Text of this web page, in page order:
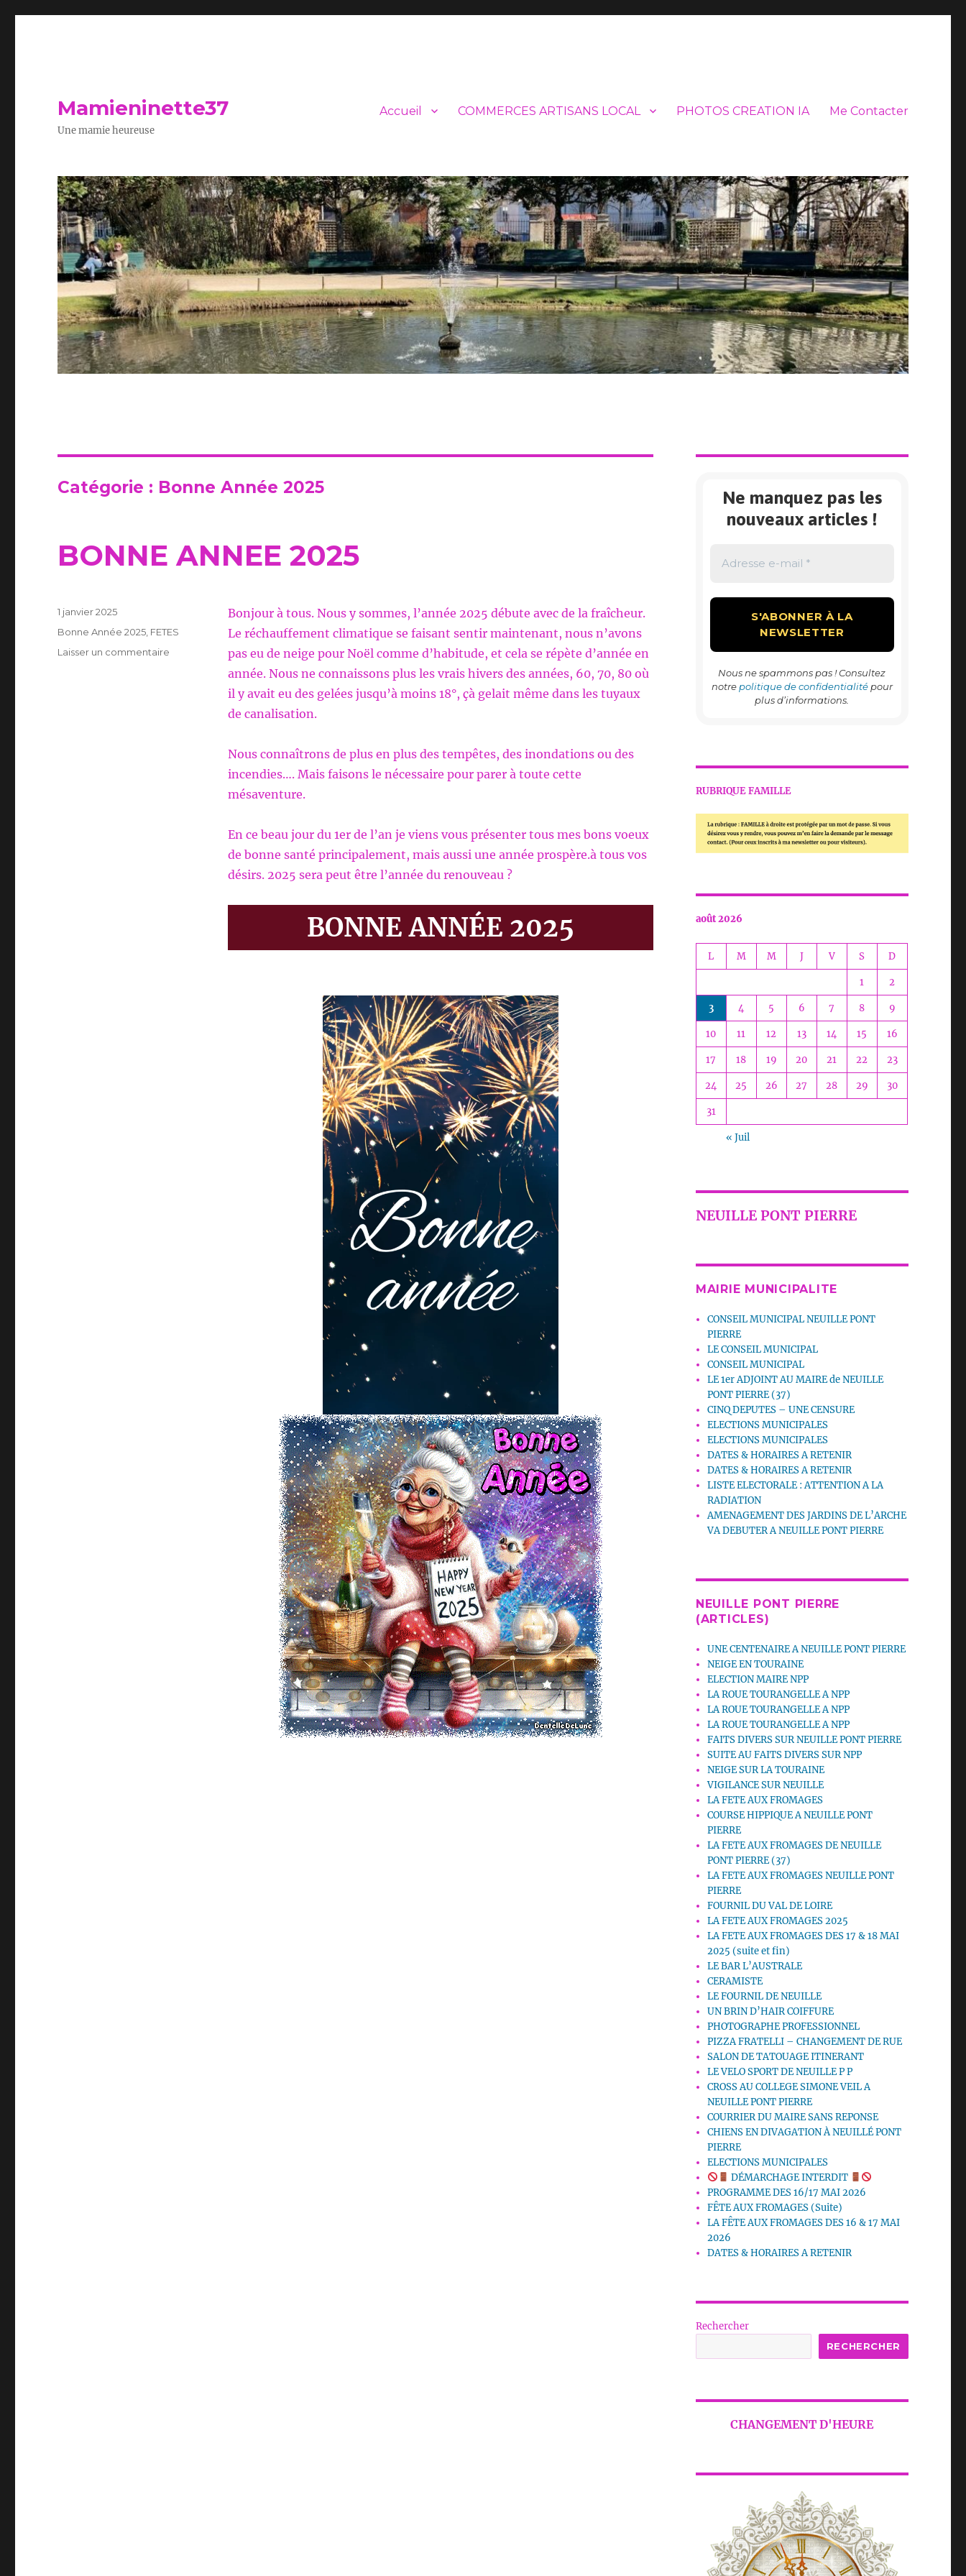
Mamieninette37
Une mamie heureuse
Accueil COMMERCES ARTISANS LOCAL PHOTOS CREATION IA Me Contacter
Catégorie : Bonne Année 2025
BONNE ANNEE 2025
Bonjour à tous. Nous y sommes, l’année 2025 débute avec de la fraîcheur.
Le réchauffement climatique se faisant sentir maintenant, nous n’avons
pas eu de neige pour Noël comme d’habitude, et cela se répète d’année en
année. Nous ne connaissons plus les vrais hivers des années, 60, 70, 80 où
il y avait eu des gelées jusqu’à moins 18°, çà gelait même dans les tuyaux
de canalisation.
Nous connaîtrons de plus en plus des tempêtes, des inondations ou des
incendies…. Mais faisons le nécessaire pour parer à toute cette
mésaventure.
En ce beau jour du 1er de l’an je viens vous présenter tous mes bons voeux
de bonne santé principalement, mais aussi une année prospère.à tous vos
désirs. 2025 sera peut être l’année du renouveau ?
BONNE ANNÉE 2025
Publié
1 janvier 2025
Catégories
Bonne Année 2025 FETES
Laisser un commentaire
Ne manquez pas les
nouveaux articles !
Nous ne spammons pas ! Consultez
notre politique de confidentialitépour
plus d’informations.
RUBRIQUE FAMILLE
août 2026
L M M J V S D
1 2
3 4 5 6 7 8 9
10 11 12 13 14 15 16
17 18 19 20 21 22 23
24 25 26 27 28 29 30
31
« Juil
NEUILLE PONT PIERRE
MAIRIE MUNICIPALITE
CONSEIL MUNICIPAL NEUILLE PONT
PIERRE
LE CONSEIL MUNICIPAL
CONSEIL MUNICIPAL
LE 1er ADJOINT AU MAIRE de NEUILLE
PONT PIERRE (37)
CINQ DEPUTES – UNE CENSURE
ELECTIONS MUNICIPALES
ELECTIONS MUNICIPALES
DATES & HORAIRES A RETENIR
DATES & HORAIRES A RETENIR
LISTE ELECTORALE : ATTENTION A LA
RADIATION
AMENAGEMENT DES JARDINS DE L’ARCHE
VA DEBUTER A NEUILLE PONT PIERRE
NEUILLE PONT PIERRE
(ARTICLES)
UNE CENTENAIRE A NEUILLE PONT PIERRE
NEIGE EN TOURAINE
ELECTION MAIRE NPP
LA ROUE TOURANGELLE A NPP
LA ROUE TOURANGELLE A NPP
LA ROUE TOURANGELLE A NPP
FAITS DIVERS SUR NEUILLE PONT PIERRE
SUITE AU FAITS DIVERS SUR NPP
NEIGE SUR LA TOURAINE
VIGILANCE SUR NEUILLE
LA FETE AUX FROMAGES
COURSE HIPPIQUE A NEUILLE PONT
PIERRE
LA FETE AUX FROMAGES DE NEUILLE
PONT PIERRE (37)
LA FETE AUX FROMAGES NEUILLE PONT
PIERRE
FOURNIL DU VAL DE LOIRE
LA FETE AUX FROMAGES 2025
LA FETE AUX FROMAGES DES 17 & 18 MAI
2025 (suite et fin)
LE BAR L’AUSTRALE
CERAMISTE
LE FOURNIL DE NEUILLE
UN BRIN D’HAIR COIFFURE
PHOTOGRAPHE PROFESSIONNEL
PIZZA FRATELLI – CHANGEMENT DE RUE
SALON DE TATOUAGE ITINERANT
LE VELO SPORT DE NEUILLE P P
CROSS AU COLLEGE SIMONE VEIL A
NEUILLE PONT PIERRE
COURRIER DU MAIRE SANS REPONSE
CHIENS EN DIVAGATION À NEUILLÉ PONT
PIERRE
ELECTIONS MUNICIPALES
DÉMARCHAGE INTERDIT
PROGRAMME DES 16/17 MAI 2026
FÊTE AUX FROMAGES (Suite)
LA FÊTE AUX FROMAGES DES 16 & 17 MAI
2026
DATES & HORAIRES A RETENIR
Rechercher
RECHERCHER
CHANGEMENT D'HEURE